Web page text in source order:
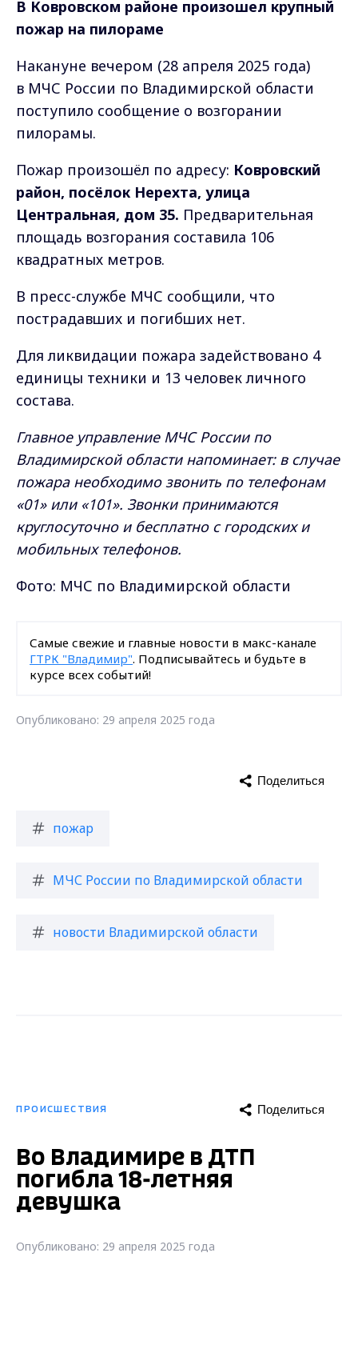
В Ковровском районе произошел крупный
пожар на пилораме
Накануне вечером (28 апреля 2025 года)
в МЧС России по Владимирской области
поступило сообщение о возгорании
пилорамы.
Пожар произошёл по адресу: Ковровский
район, посёлок Нерехта, улица
Центральная, дом 35. Предварительная
площадь возгорания составила 106
квадратных метров.
В пресс-службе МЧС сообщили, что
пострадавших и погибших нет.
Для ликвидации пожара задействовано 4
единицы техники и 13 человек личного
состава.
Главное управление МЧС России по
Владимирской области напоминает: в случае
пожара необходимо звонить по телефонам
«01» или «101». Звонки принимаются
круглосуточно и бесплатно с городских и
мобильных телефонов.
Фото: МЧС по Владимирской области
Самые свежие и главные новости в макс-канале
ГТРК "Владимир". Подписывайтесь и будьте в
курсе всех событий!
Опубликовано: 29 апреля 2025 года
пожар
МЧС России по Владимирской области
новости Владимирской области
Поделиться
ПРОИСШЕСТВИЯ Поделиться
Во Владимире в ДТП
погибла 18-летняя
девушка
Опубликовано: 29 апреля 2025 года